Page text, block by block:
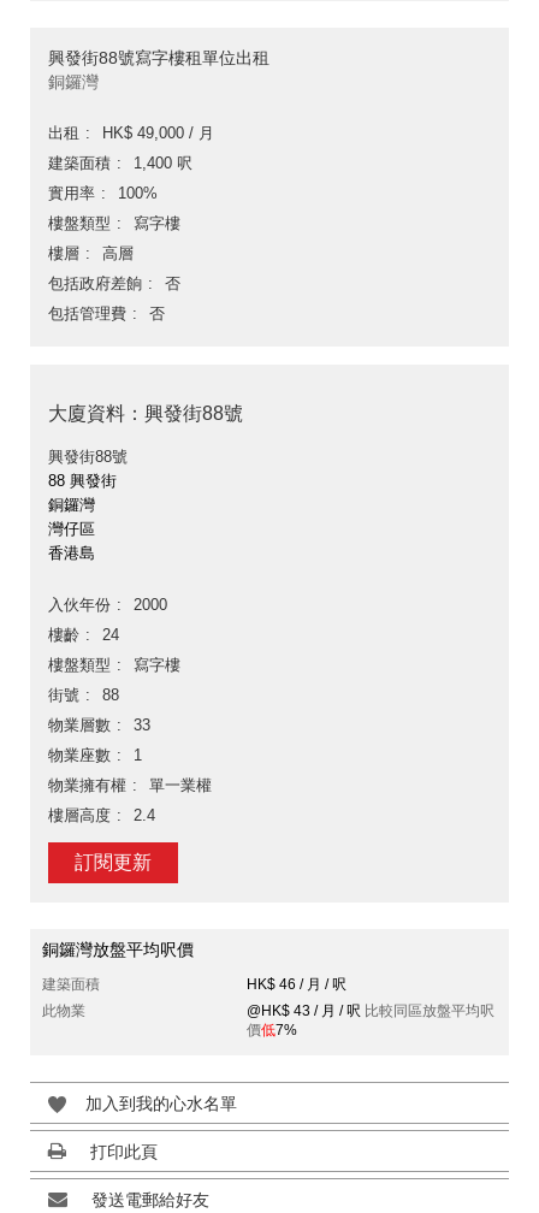
興發街88號寫字樓租單位出租
銅鑼灣
出租
HK$ 49,000 / 月
建築面積
1,400 呎
實用率
100%
樓盤類型
寫字樓
樓層
高層
包括政府差餉
否
包括管理費
否
大廈資料：興發街88號
興發街88號
88 興發街
銅鑼灣
灣仔區
香港島
入伙年份
2000
樓齡
24
樓盤類型
寫字樓
街號
88
物業層數
33
物業座數
1
物業擁有權
單一業權
樓層高度
2.4
訂閱更新
銅鑼灣放盤平均呎價
建築面積
HK$ 46 / 月 / 呎
此物業
@HK$ 43 / 月 / 呎 比較同區放盤平均呎
價低7%
加入到我的心水名單
打印此頁
發送電郵給好友